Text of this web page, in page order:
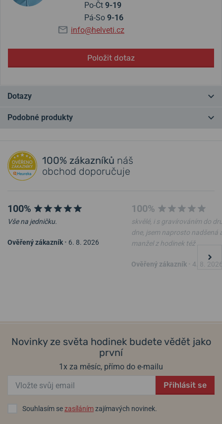
Po-Čt 9-19
Pá-So 9-16
info@helveti.cz
Položit dotaz
Dotazy
Přidat dotaz
Podobné produkty
Cestovní pouzdro na hodinky
Helveti Donut
100% zákazníků náš
obchod doporučuje
100%
Vše na jedničku.
Ověřený zákazník • 6. 8. 2026
100%
skvělé, i s gravírováním do
dne, jsem naprosto nadšená
manžel z hodinek též
Ověřený zákazník 4. 8.
Novinky ze světa hodinek budete vědět jako
první
1x za měsíc, přímo do e-mailu
Přihlásit se
Souhlasím sezasílánímzajímavých novinek.